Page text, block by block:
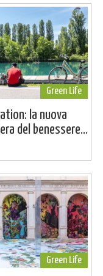
Green Life
la nuova
del benessere...
Green Life